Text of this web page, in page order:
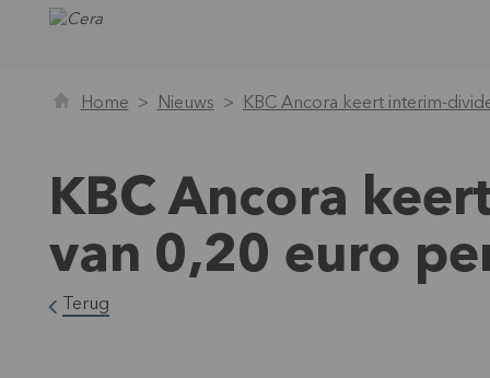
Home Nieuws KBC Ancora keert interim-
KBC Ancora
van 0,20 euro
Terug